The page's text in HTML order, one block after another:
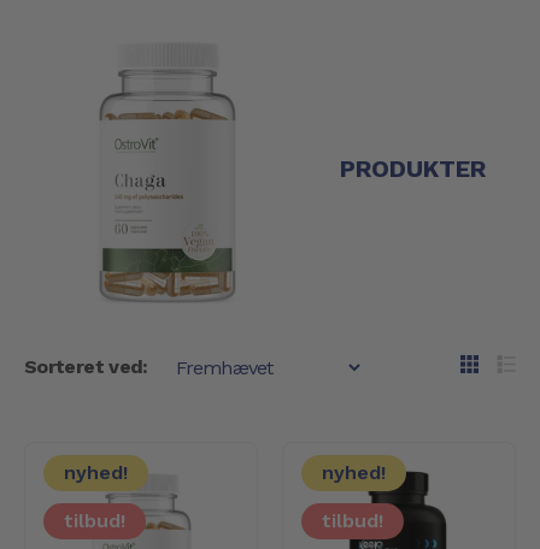
PRODUKTER
Sorteret ved:
nyhed!
tilbud!
nyhed!
tilbud!